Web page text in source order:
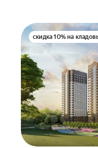
скидка 10% на